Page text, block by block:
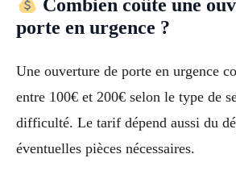
Combien coûte une
porte en urgence ?
Une ouverture de porte en urgence
entre 100€ et 200€ selon le type de
difficulté. Le tarif dépend aussi du
éventuelles pièces nécessaires.